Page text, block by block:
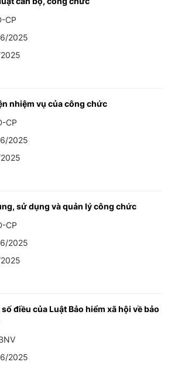
CP
2025
nhiệm vụ của công chức
CP
2025
sử dụng và quản lý công chức
CP
2025
điều của Luật Bảo hiểm xã hội về bảo
2025